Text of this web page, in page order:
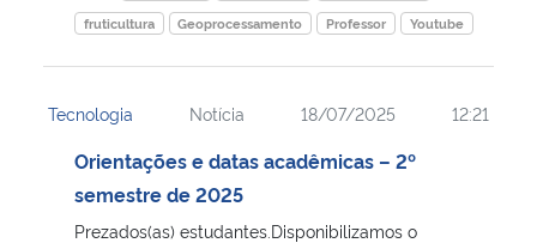
Ministério do Turismo
Controladoria-Geral da União
Ministério da Mulher, da Família e dos Direitos Humanos
fruticultura
Geoprocessamento Professor Youtube
Tecnologia Notícia 18/07/2025 12:21
Orientações e datas acadêmicas – 2º
semestre de 2025
​Prezados(as) estudantes.Disponibilizamos o